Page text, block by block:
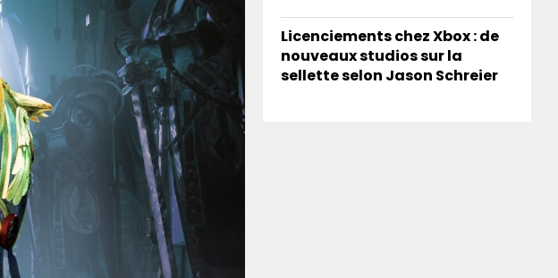
Licenciements chez Xbox : de
nouveaux studios sur la
sellette selon Jason Schreier